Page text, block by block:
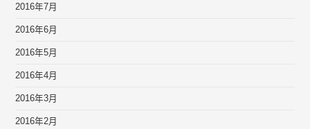
2016年7月
2016年6月
2016年5月
2016年4月
2016年3月
2016年2月